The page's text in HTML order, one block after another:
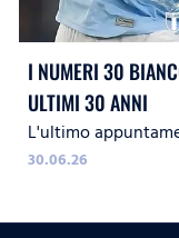
I NUMERI 30
ULTIMI 30 ANNI
L'ultimo
30.06.26